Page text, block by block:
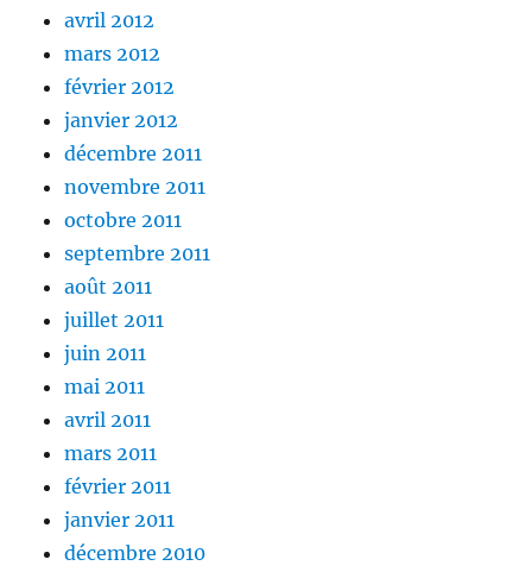
avril 2012
mars 2012
février 2012
janvier 2012
décembre 2011
novembre 2011
octobre 2011
septembre 2011
août 2011
juillet 2011
juin 2011
mai 2011
avril 2011
mars 2011
février 2011
janvier 2011
décembre 2010